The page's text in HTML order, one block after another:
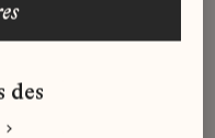
d'offre
profil ?
candidature
des